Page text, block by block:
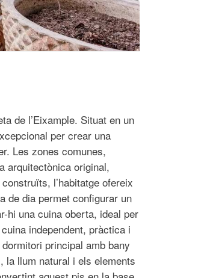
de l’Eixample. Situat en un
per crear una
Les zones comunes,
arquitectònica original,
l’habitatge ofereix
de dia permet configurar un
hi una cuina oberta, ideal per
independent, pràctica i
principal amb bany
la llum natural i els elements